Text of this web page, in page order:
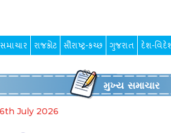
રાજકોટ સૌરાષ્ટ્ર-કચ્છ ગુજરાત દેશ-
મુખ્ય સમાચાર
July 2026